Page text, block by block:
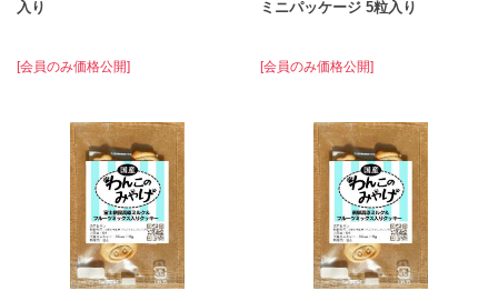
入り
[会員のみ価格公開]
ミニパッケージ 5粒入り
[会員のみ価格公開]